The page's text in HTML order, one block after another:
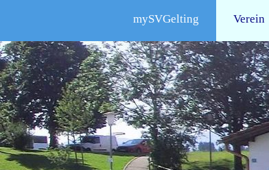
mySVGelting Verein